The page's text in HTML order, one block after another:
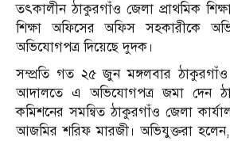
তৎকালীন ঠাকুরগাঁও জেলা প্রাথমিক
শিক্ষা অফিসের অ‌ফিস সহকারীকে
অভিযোগপত্র দিয়েছে দুদক।
সম্প্রতি গত ২৫ জুন মঙ্গলবার
আদালতে এ অ‌ভিযোগপত্র জমা দেন
কমিশনের সমন্বিত ঠাকুরগাঁও জেলা
আজমির শরিফ মারজী। অ‌ভিযুক্তরা